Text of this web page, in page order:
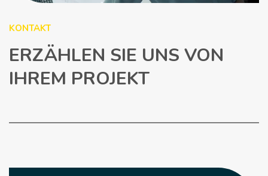
KONTAKT
ERZÄHLEN SIE UNS VON
IHREM PROJEKT